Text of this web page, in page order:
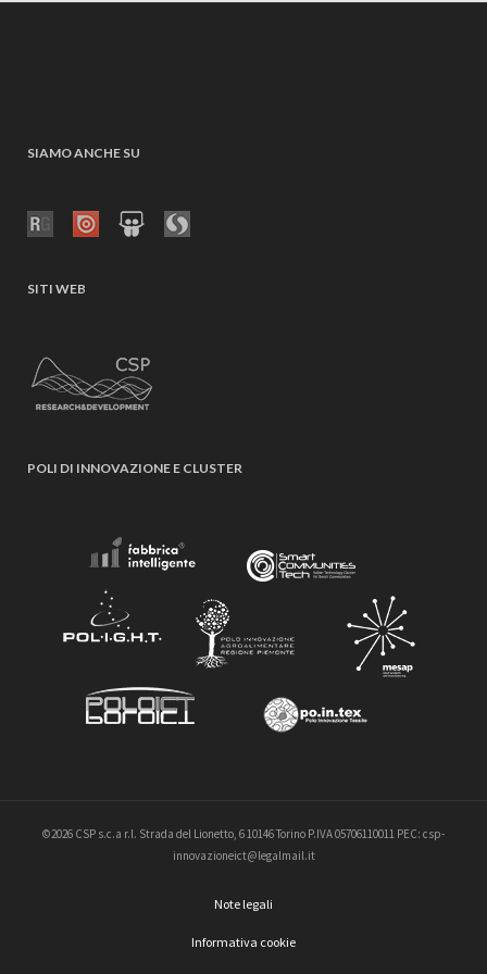
SIAMO ANCHE SU
SITI WEB
POLI DI INNOVAZIONE E CLUSTER
©2026 CSP s.c.a r.l. Strada del Lionetto, 6 10146 Torino P.IVA 05706110011 PEC: csp-
innovazioneict@legalmail.it
Note legali
Informativa cookie